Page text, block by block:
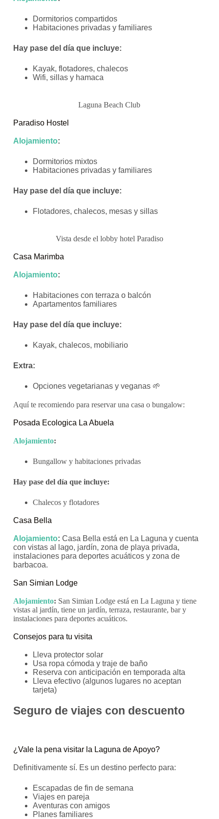
Dormitorios compartidos
Habitaciones privadas y familiares
Hay pase del día que incluye:
Kayak, flotadores, chalecos
Wifi, sillas y hamaca
Laguna Beach Club
Paradiso Hostel
Alojamiento:
Dormitorios mixtos
Habitaciones privadas y familiares
Hay pase del día que incluye:
Flotadores, chalecos, mesas y sillas
Vista desde el lobby hotel Paradiso
Casa Marimba
Alojamiento:
Habitaciones con terraza o balcón
Apartamentos familiares
Hay pase del día que incluye:
Kayak, chalecos, mobiliario
Extra:
Opciones vegetarianas y veganas 🌱
Aquí te recomiendo para reservar una casa o bungalow:
Posada Ecologica La Abuela
Alojamiento:
Bungallow y habitaciones privadas
Hay pase del día que incluye:
Chalecos y flotadores
Casa Bella
Alojamiento: Casa Bella está en La Laguna y cuenta
con vistas al lago, jardín, zona de playa privada,
instalaciones para deportes acuáticos y zona de
barbacoa.
San Simian Lodge
Alojamiento: San Simian Lodge está en La Laguna y tiene
vistas al jardín, tiene un jardín, terraza, restaurante, bar y
instalaciones para deportes acuáticos.
Consejos para tu visita
Lleva protector solar
Usa ropa cómoda y traje de baño
Reserva con anticipación en temporada alta
Lleva efectivo (algunos lugares no aceptan
tarjeta)
Seguro de viajes con descuento
¿Vale la pena visitar la Laguna de Apoyo?
Definitivamente sí. Es un destino perfecto para:
Escapadas de fin de semana
Viajes en pareja
Aventuras con amigos
Planes familiares